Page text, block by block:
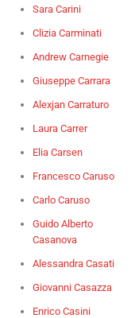
Sara Carini
Clizia Carminati
Andrew Carnegie
Giuseppe Carrara
Alexjan Carraturo
Laura Carrer
Elia Carsen
Francesco Caruso
Carlo Caruso
Guido Alberto
Casanova
Alessandra Casati
Giovanni Casazza
Enrico Casini